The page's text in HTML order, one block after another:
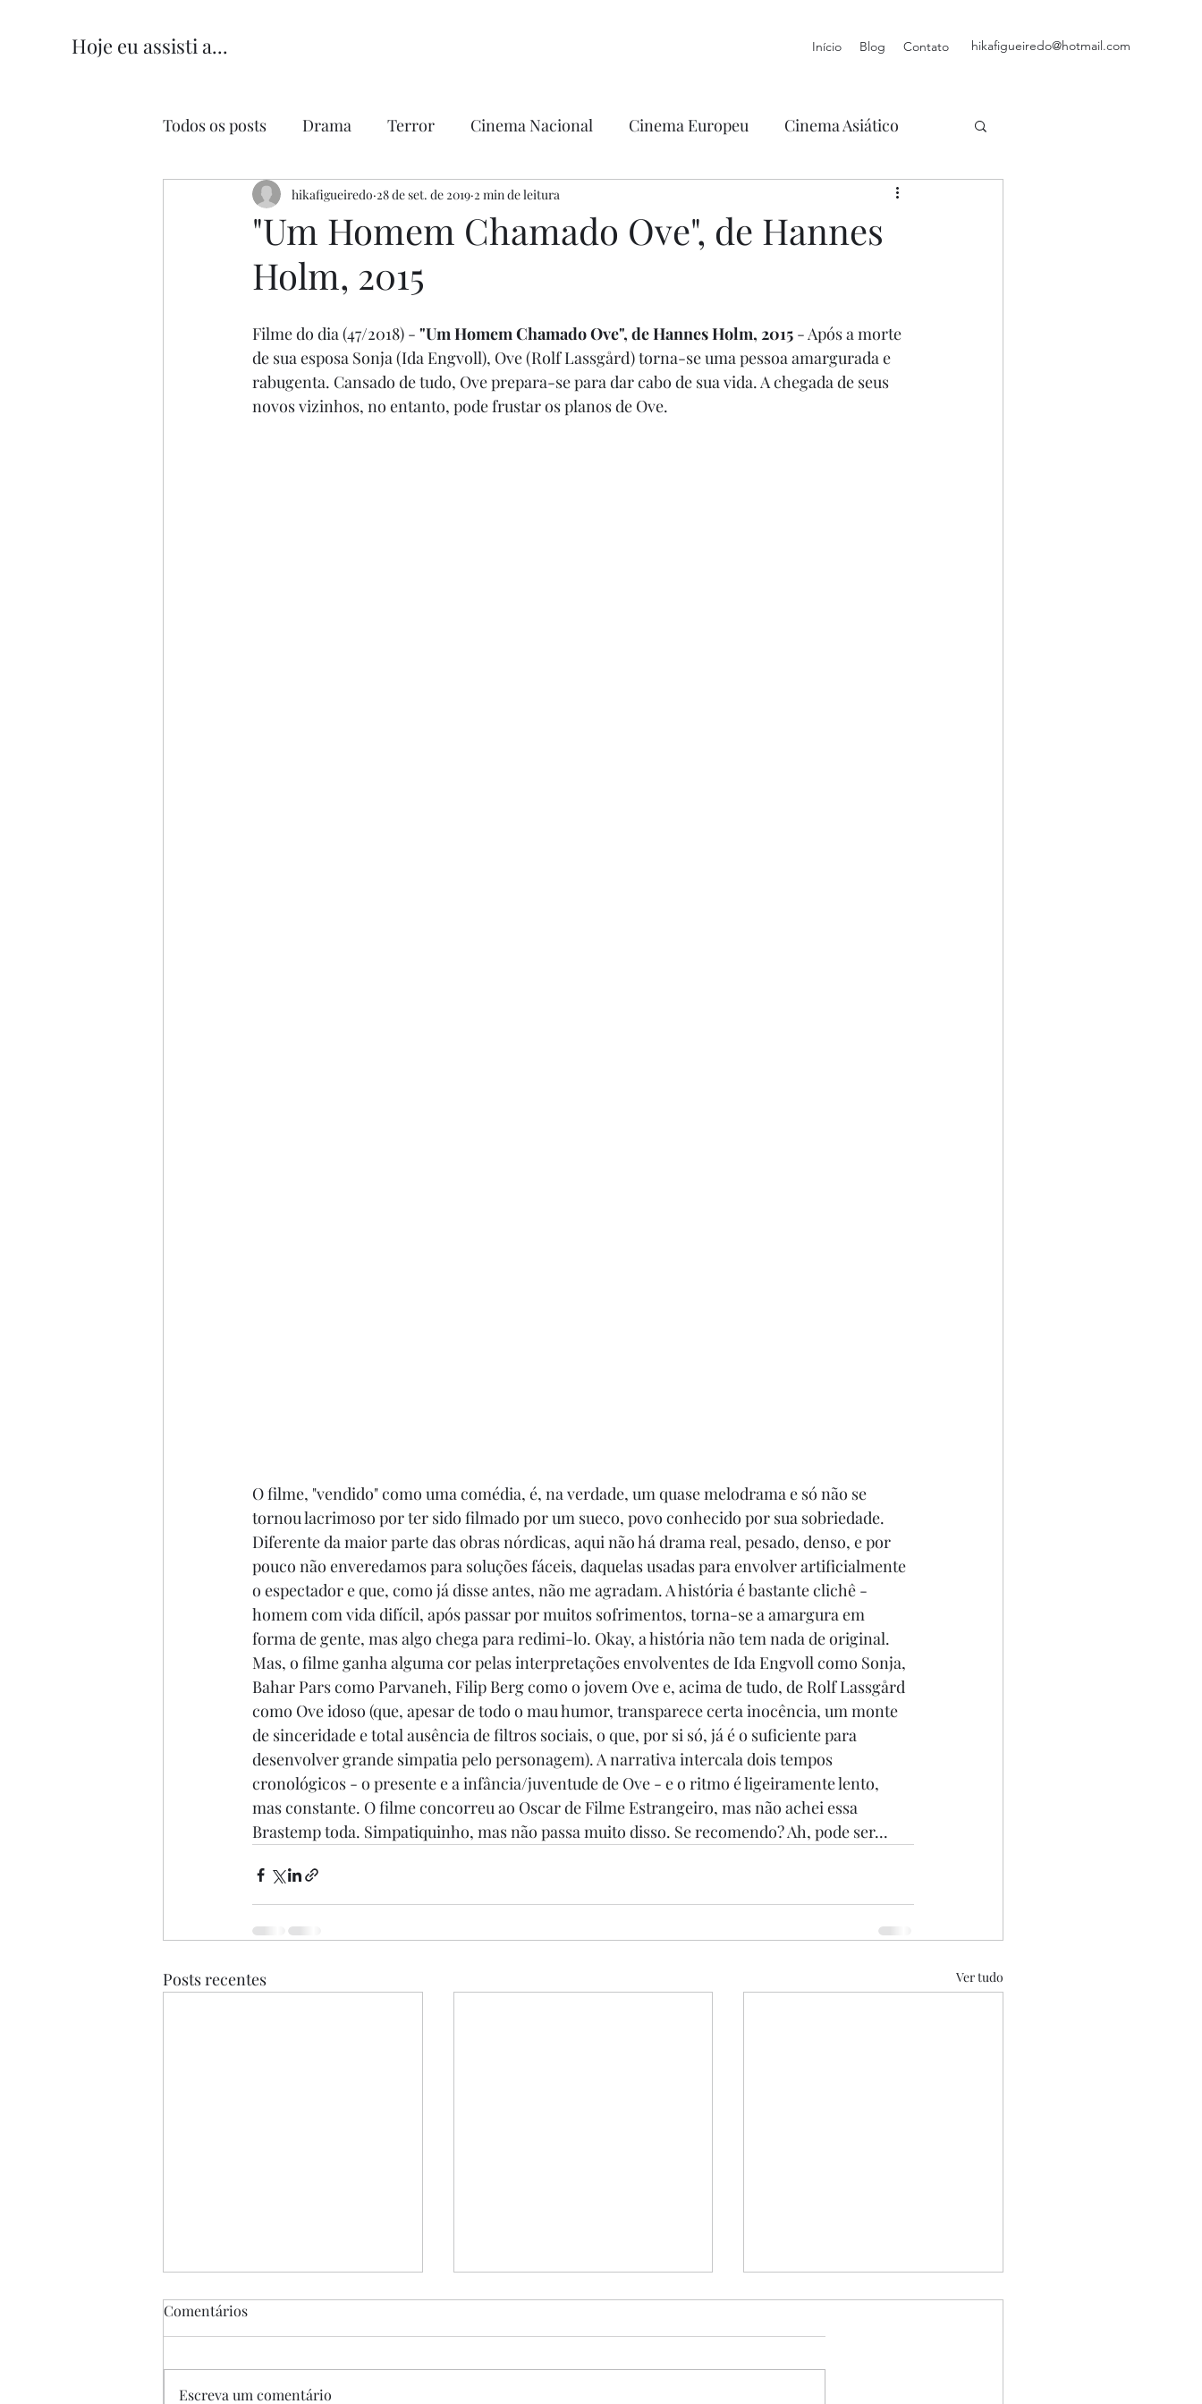
Hoje eu assisti a... Início Blog Contato hikafigueiredo@hotmail.com
Todos os posts Drama Terror Cinema Nacional Cinema Europeu Cinema Asiático
Comédia Comédia Romântica Ficção
"Um Homem Chamado Ove", de Hannes
Holm, 2015
hikafigueiredo 28 de set. de 2019 2 min de leitura
Filme do dia (47/2018) - "Um Homem Chamado Ove", de Hannes Holm, 2015 - Após a morte
de sua esposa Sonja (Ida Engvoll), Ove (Rolf Lassgård) torna-se uma pessoa amargurada e
rabugenta. Cansado de tudo, Ove prepara-se para dar cabo de sua vida. A chegada de seus
novos vizinhos, no entanto, pode frustar os planos de Ove.
O filme, "vendido" como uma comédia, é, na verdade, um quase melodrama e só não se
tornou lacrimoso por ter sido filmado por um sueco, povo conhecido por sua sobriedade.
Diferente da maior parte das obras nórdicas, aqui não há drama real, pesado, denso, e por
pouco não enveredamos para soluções fáceis, daquelas usadas para envolver artificialmente
o espectador e que, como já disse antes, não me agradam. A história é bastante clichê -
homem com vida difícil, após passar por muitos sofrimentos, torna-se a amargura em
forma de gente, mas algo chega para redimi-lo. Okay, a história não tem nada de original.
Mas, o filme ganha alguma cor pelas interpretações envolventes de Ida Engvoll como Sonja,
Bahar Pars como Parvaneh, Filip Berg como o jovem Ove e, acima de tudo, de Rolf Lassgård
como Ove idoso (que, apesar de todo o mau humor, transparece certa inocência, um monte
de sinceridade e total ausência de filtros sociais, o que, por si só, já é o suficiente para
desenvolver grande simpatia pelo personagem). A narrativa intercala dois tempos
cronológicos - o presente e a infância/juventude de Ove - e o ritmo é ligeiramente lento,
mas constante. O filme concorreu ao Oscar de Filme Estrangeiro, mas não achei essa
Brastemp toda. Simpatiquinho, mas não passa muito disso. Se recomendo? Ah, pode ser...
Posts recentes Ver tudo
Comentários
Escreva um comentário